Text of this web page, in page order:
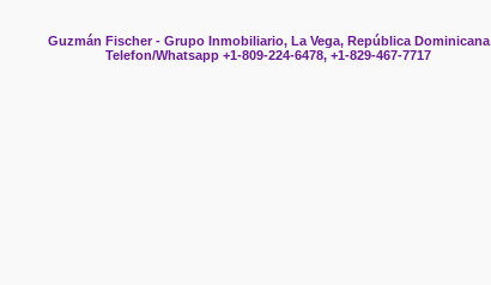
Guzmán Fischer - Grupo Inmobiliario, La Vega, República Dominicana
Telefon/Whatsapp +1-809-224-6478, +1-829-467-7717